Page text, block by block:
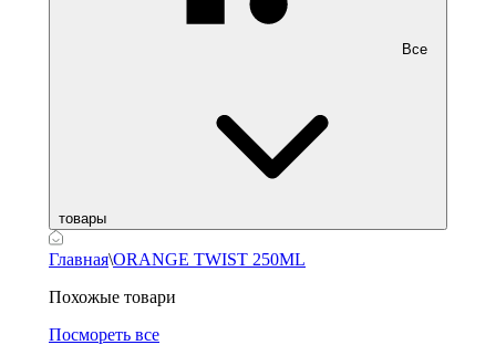
Все
товары
Главная\ORANGE TWIST 250ML
Похожые товари
Посмореть все